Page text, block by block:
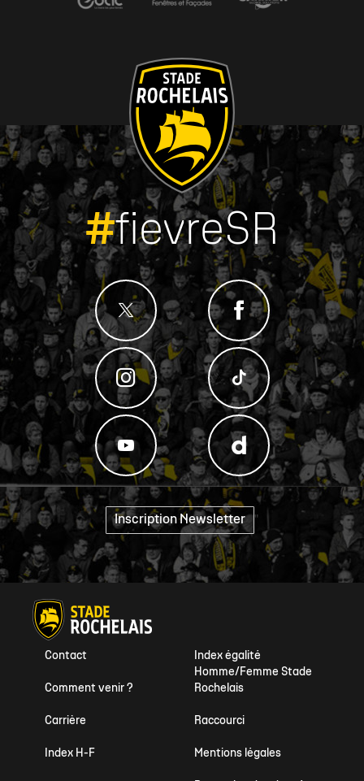
#fievreSR
Inscription Newsletter "
Index égalité
Homme/Femme Stade
Rochelais
Contact
Comment venir ?
Raccourci
Carrière
Mentions légales
Index H-F